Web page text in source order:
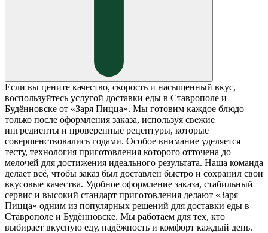
Если вы цените качество, скорость и насыщенный вкус,
воспользуйтесь услугой доставки еды в Ставрополе и
Будённовске от «Заря Пицца». Мы готовим каждое блюдо
только после оформления заказа, используя свежие
ингредиенты и проверенные рецептуры, которые
совершенствовались годами. Особое внимание уделяется
тесту, технология приготовления которого отточена до
мелочей для достижения идеального результата. Наша команда
делает всё, чтобы заказ был доставлен быстро и сохранил свои
вкусовые качества. Удобное оформление заказа, стабильный
сервис и высокий стандарт приготовления делают «Заря
Пицца» одним из популярных решений для доставки еды в
Ставрополе и Будённовске. Мы работаем для тех, кто
выбирает вкусную еду, надёжность и комфорт каждый день.